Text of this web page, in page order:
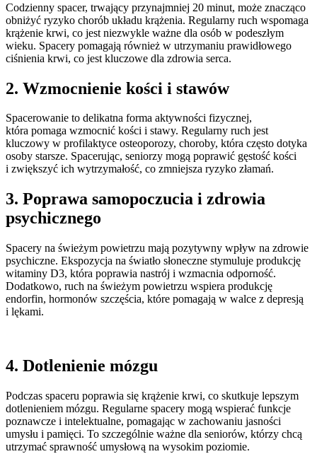
Codzienny spacer, trwający przynajmniej 20 minut, może znacząco
obniżyć ryzyko chorób układu krążenia. Regularny ruch wspomaga
krążenie krwi, co jest niezwykle ważne dla osób w podeszłym
wieku. Spacery pomagają również w utrzymaniu prawidłowego
ciśnienia krwi, co jest kluczowe dla zdrowia serca.
2. Wzmocnienie kości i stawów
Spacerowanie to delikatna forma aktywności fizycznej,
która pomaga wzmocnić kości i stawy. Regularny ruch jest
kluczowy w profilaktyce osteoporozy, choroby, która często dotyka
osoby starsze. Spacerując, seniorzy mogą poprawić gęstość kości
i zwiększyć ich wytrzymałość, co zmniejsza ryzyko złamań.
3. Poprawa samopoczucia i zdrowia
psychicznego
Spacery na świeżym powietrzu mają pozytywny wpływ na zdrowie
psychiczne. Ekspozycja na światło słoneczne stymuluje produkcję
witaminy D3, która poprawia nastrój i wzmacnia odporność.
Dodatkowo, ruch na świeżym powietrzu wspiera produkcję
endorfin, hormonów szczęścia, które pomagają w walce z depresją
i lękami.
4. Dotlenienie mózgu
Podczas spaceru poprawia się krążenie krwi, co skutkuje lepszym
dotlenieniem mózgu. Regularne spacery mogą wspierać funkcje
poznawcze i intelektualne, pomagając w zachowaniu jasności
umysłu i pamięci. To szczególnie ważne dla seniorów, którzy chcą
utrzymać sprawność umysłową na wysokim poziomie.